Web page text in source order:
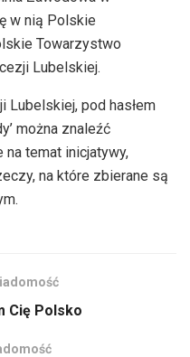
w nią Polskie
Towarzystwo
Lubelskiej.
Lubelskiej, pod hasłem
można znaleźć
temat inicjatywy,
na które zbierane są
Cię Polsko